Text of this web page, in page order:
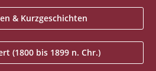
& Kurzgeschichten
(1800 bis 1899 n. Chr.)